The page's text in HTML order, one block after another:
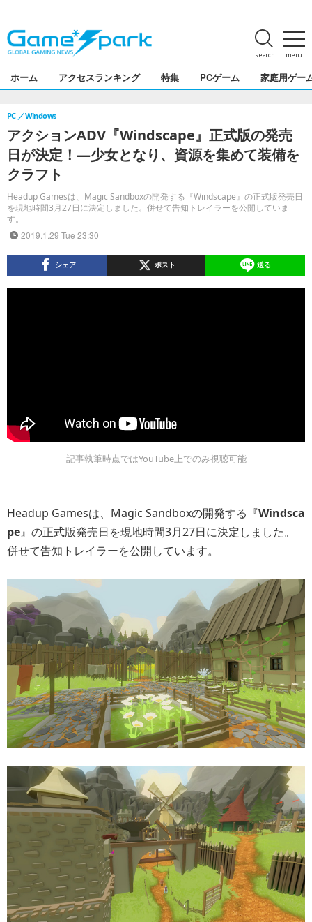
menu
search
ホーム アクセスランキング 特集 PCゲーム 家庭用ゲー
アクションADV『Windscape』正式版の発売
日が決定！―少女となり、資源を集めて装備を
クラフト
Headup Gamesは、Magic Sandboxの開発する『Windscape』の正式版発売日
を現地時間3月27日に決定しました。併せて告知トレイラーを公開していま
す。
PC Windows
2019.1.29 Tue 23:30
シェア ポスト 送る
記事執筆時点ではYouTube上でのみ視聴可能
Headup Gamesは、Magic Sandboxの開発する『Windsca
pe』の正式版発売日を現地時間3月27日に決定しました。
併せて告知トレイラーを公開しています。